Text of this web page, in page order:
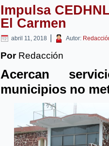
Impulsa
El Carmen
abril 11, 2018 | Autor:
PorRedacción
Acercan
municipios no